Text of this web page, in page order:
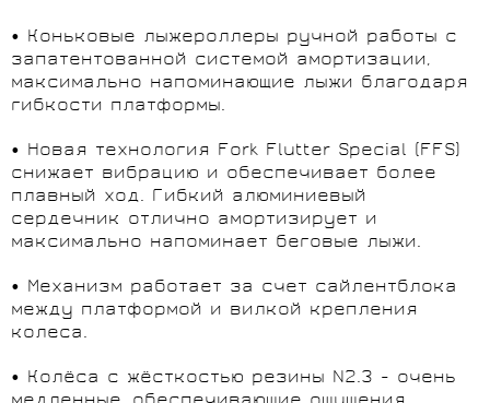
• Коньковые лыжероллеры ручной работы с
запатентованной системой амортизации,
максимально напоминающие лыжи благодаря
гибкости платформы.
• Новая технология Fork Flutter Special (FFS)
снижает вибрацию и обеспечивает более
плавный ход. Гибкий алюминиевый
сердечник отлично амортизирует и
максимально напоминает беговые лыжи.
• Механизм работает за счет сайлентблока
между платформой и вилкой крепления
колеса.
• Колёса с жёсткостью резины N2.3 - очень